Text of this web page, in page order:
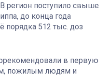
регион поступило свыше
до конца года
порядка 512 тыс. доз
в первую
пожилым людям и